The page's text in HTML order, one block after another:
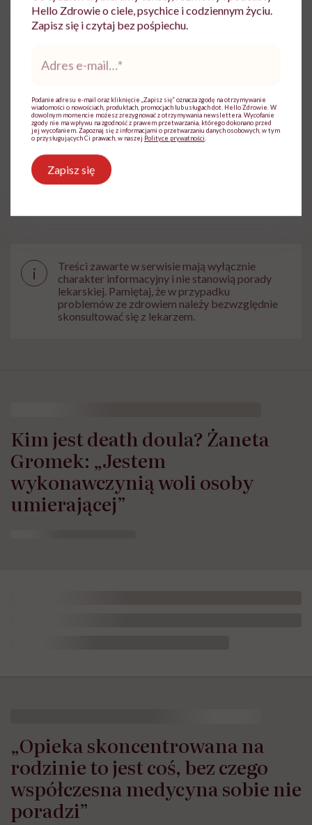
Specjalizuje się w zakresie chorób
wewnętrznych, pracuje na Oddziale
Internistycznym w Szpitalu w Knurowie.
Zobacz profil
Udostępnij
Powiązane tematy:
i
Treści zawarte w serwisie mają wyłącznie
charakter informacyjny i nie stanowią porady
lekarskiej. Pamiętaj, że w przypadku
problemów ze zdrowiem należy bezwzględnie
skonsultować się z lekarzem.
Kim jest death doula? Żaneta
Gromek: „Jestem
wykonawczynią woli osoby
umierającej”
„Opieka skoncentrowana na
rodzinie to jest coś, bez czego
współczesna medycyna sobie nie
poradzi”
Hello Zdrowie o ciele, psychice i codziennym życiu.
Zapisz się i czytaj bez pośpiechu.
*
Podanie adresu e-mail oraz kliknięcie „Zapisz się” oznacza zgodę na otrzymywanie
wiadomości o nowościach, produktach, promocjach lub usługach dot. Hello Zdrowie. W
dowolnym momencie możesz zrezygnować z otrzymywania newslettera. Wycofanie
zgody nie ma wpływu na zgodność z prawem przetwarzania, którego dokonano przed
jej wycofaniem. Zapoznaj się z informacjami o przetwarzaniu danych osobowych, w tym
o przysługujących Ci prawach, w naszej Polityce prywatności
Zapisz się